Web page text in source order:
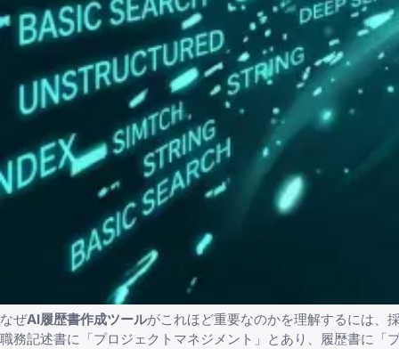
なぜAI履歴書作成ツールがこれほど重要なのかを理解するには、
職務記述書に「プロジェクトマネジメント」とあり、履歴書に